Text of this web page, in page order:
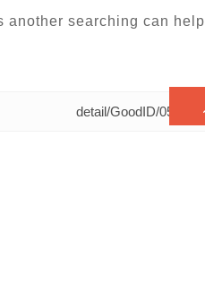
another searching can help.